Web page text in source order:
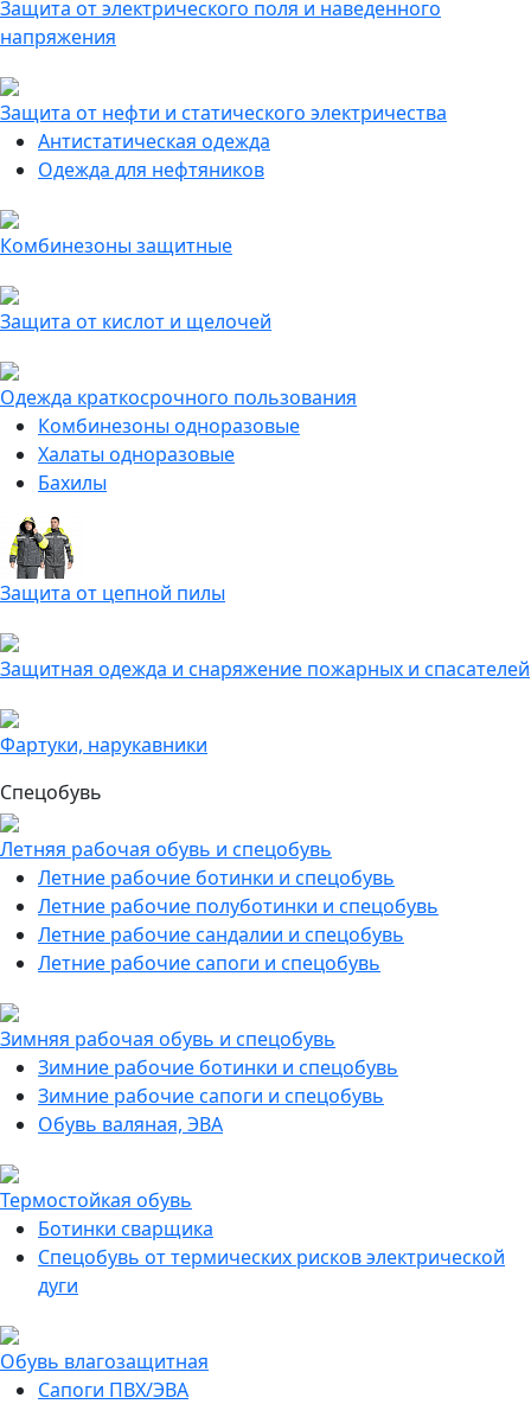
Защита от электрического поля и наведенного
напряжения
Защита от нефти и статического электричества
Антистатическая одежда
Одежда для нефтяников
Комбинезоны защитные
Защита от кислот и щелочей
Одежда краткосрочного пользования
Комбинезоны одноразовые
Халаты одноразовые
Бахилы
Защита от цепной пилы
Защитная одежда и снаряжение пожарных и спасателей
Фартуки, нарукавники
Спецобувь
Летняя рабочая обувь и спецобувь
Летние рабочие ботинки и спецобувь
Летние рабочие полуботинки и спецобувь
Летние рабочие сандалии и спецобувь
Летние рабочие сапоги и спецобувь
Зимняя рабочая обувь и спецобувь
Зимние рабочие ботинки и спецобувь
Зимние рабочие сапоги и спецобувь
Обувь валяная, ЭВА
Термостойкая обувь
Ботинки сварщика
Спецобувь от термических рисков электрической
дуги
Обувь влагозащитная
Сапоги ПВХ/ЭВА